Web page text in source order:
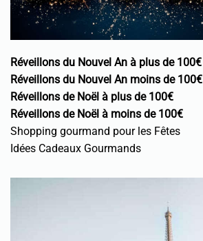
Réveillons du Nouvel An à plus de 100€
Réveillons du Nouvel An moins de 100€
Réveillons de Noël à plus de 100€
Réveillons de Noël à moins de 100€
Shopping gourmand pour les Fêtes
Idées Cadeaux Gourmands